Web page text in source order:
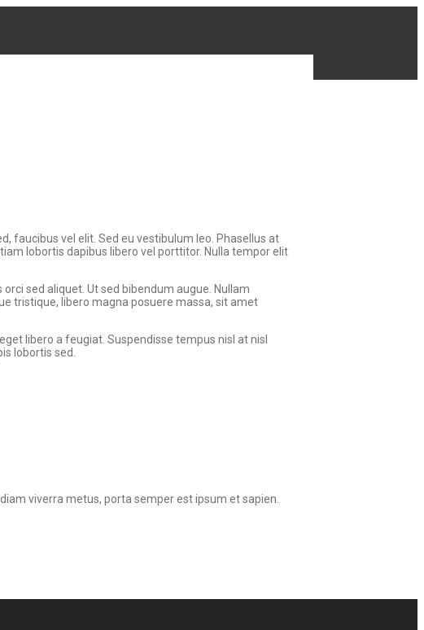
faucibus vel elit. Sed eu vestibulum leo. Phasellus at
lobortis dapibus libero vel porttitor. Nulla tempor elit
sed aliquet. Ut sed bibendum augue. Nullam
tristique, libero magna posuere massa, sit amet
libero a feugiat. Suspendisse tempus nisl at nisl
lobortis sed.
viverra metus, porta semper est ipsum et sapien.